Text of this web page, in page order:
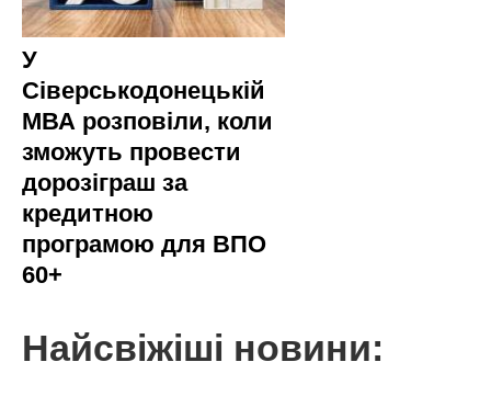
У
Сіверськодонецькій
МВА розповіли, коли
зможуть провести
дорозіграш за
кредитною
програмою для ВПО
60+
Найсвіжіші новини: